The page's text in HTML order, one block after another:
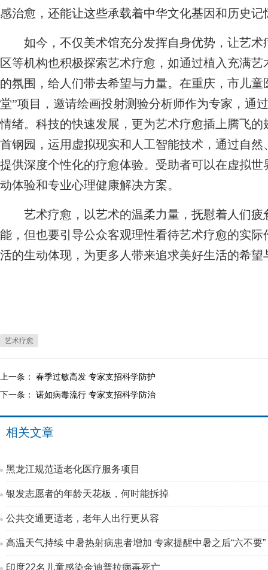
感治愈，还能让这些承载着中华文化基因和历史
如今，不仅美术馆充分发挥自身优势，让艺术
区等机构也积极探索艺术疗愈，如通过植入充满
的氛围，给人们带去希望与力量。在重庆，市儿
堂”项目，邀请绘画投射测验分析师作为专家，通
情绪。科技的快速发展，更为艺术疗愈插上腾飞
首钢园，运用虚拟现实和人工智能技术，通过自
提供深度个性化的疗愈体验。受助者可以在虚拟
动体验和专业心理健康解决方案。
艺术疗愈，以艺术的温柔力量，抚慰着人们疲
能，但也要引导公众客观理性看待艺术疗愈的实
活的生动体现，为更多人带来追求美好生活的希望
艺术疗愈
上一条： 春季过敏高发 专家支招科学防护
下一条： 诺如病毒流行 专家支招科学防治
相关文章
黑龙江规范适老化医疗服务项目
银发志愿者的年龄天花板，何时能拆掉
公共交通更适老，老年人出行更从容
高温天气持续 中暑热射病患者增加 专家提醒中暑之后“六不要”
印度22名儿童感染金迪普拉病毒死亡